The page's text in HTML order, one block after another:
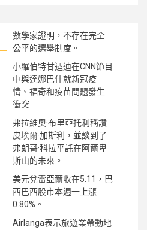
數學家證明，不存在完全
公平的選舉制度。
小羅伯特甘迺迪在CNN節目
中與達娜巴什就新冠疫
情、福奇和疫苗問題發生
衝突
弗拉維奧·布里亞托利稱讚
皮埃爾·加斯利，並談到了
弗朗哥·科拉平託在阿爾卑
斯山的未來。
美元兌雷亞爾收在5.11，巴
西巴西股市本週一上漲
0.80%。
Airlanga表示旅遊業帶動地